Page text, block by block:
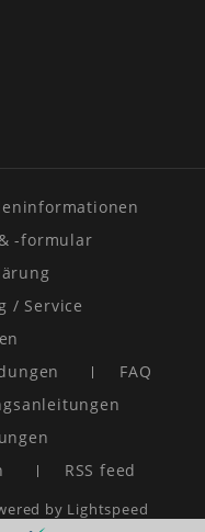
-formular
/ Service
FAQ
RSS feed
by Lightspeed